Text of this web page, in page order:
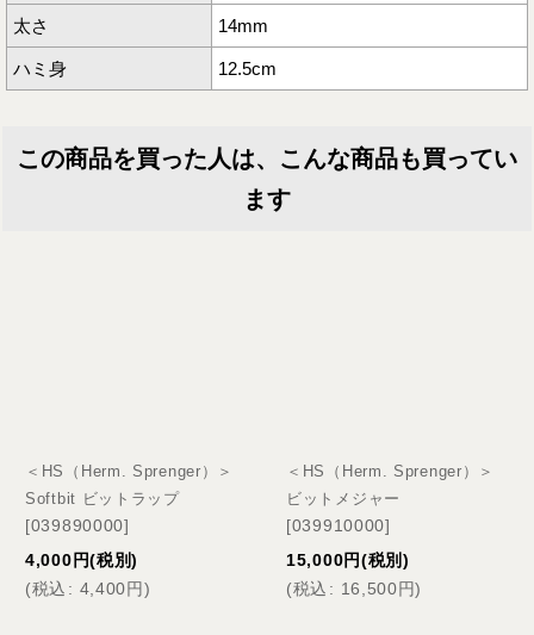
太さ 14mm
ハミ身 12.5cm
この商品を買った人は、こんな商品も買ってい
ます
＜HS（Herm. Sprenger）＞
Softbit ビットラップ
[039890000]
4,000 円(税別)
(税込 : 4,400円)
＜HS（Herm. Sprenger）＞
ビットメジャー
[039910000]
15,000円(税別)
(税込 : 16,500円)